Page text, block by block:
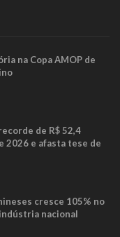
na Copa AMOP de
de R$ 52,4
2026 e afasta tese de
cresce 105% no
nacional